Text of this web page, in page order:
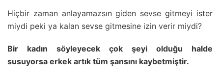
Hiçbir zaman anlayamazsın giden sevse gitmeyi ister
miydi peki ya kalan sevse gitmesine izin verir miydi?
Bir kadın söyleyecek çok şeyi olduğu halde
susuyorsa erkek artık tüm şansını kaybetmiştir.